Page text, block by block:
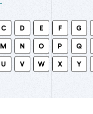
C D E F G
M N O P Q
U V W X Y